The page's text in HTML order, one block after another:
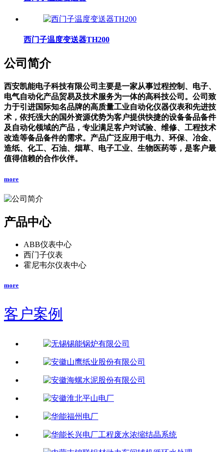
西门子温度变送器TH200
公司简介
西安凯能电子科技有限公司主要是一家从事过程控制、电子、
电气自动化产品贸易及技术服务为一体的高科技公司。公司致
力于引进国际知名品牌的高质量工业自动化仪器仪表和先进技
术，依托强大的国外资源优势为客户提供快捷的设备备品备件
及自动化领域的产品，专业满足客户对试验、维修、工程技术
改造等备品备件的需求。产品广泛应用于电力、环保、冶金、
造纸、化工、石油、烟草、电子工业、生物医药等，是客户最
值得信赖的合作伙伴。
more
产品中心
ABB仪表中心
西门子仪表
霍尼韦尔仪表中心
more
客户案例